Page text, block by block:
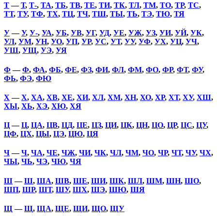
Т—Т, Т-, ТА, ТБ, ТВ, ТЕ, ТИ, ТК, ТЛ, ТМ, ТО, ТР, ТС,
ТТ, ТУ, ТФ, ТХ, ТЦ, ТЧ, ТШ, ТЫ, ТЬ, ТЭ, ТЮ, ТЯ
У—У, У-, УА, УБ, УВ, УГ, УД, УЕ, УЖ, УЗ, УИ, УЙ, УК,
УЛ, УМ, УН, УО, УП, УР, УС, УТ, УУ, УФ, УХ, УЦ, УЧ,
УШ, УЩ, УЭ, УЯ
Ф —Ф, ФА, ФБ, ФЕ, ФЗ, ФИ, ФЛ, ФМ, ФО, ФР, ФТ, ФУ,
ФЬ, ФЭ, ФЮ
Х —Х, ХА, ХВ, ХЕ, ХИ, ХЛ, ХМ, ХН, ХО, ХР, ХТ, ХУ, ХШ,
ХЫ, ХЬ, ХЭ, ХЮ, ХЯ
Ц—Ц, ЦА, ЦВ, ЦД, ЦЕ, ЦЗ, ЦИ, ЦК, ЦН, ЦО, ЦР, ЦС, ЦУ,
ЦФ, ЦХ, ЦЫ, ЦЭ, ЦЮ, ЦЯ
Ч—Ч, ЧА, ЧЕ, ЧЖ, ЧИ, ЧК, ЧЛ, ЧМ, ЧО, ЧР, ЧТ, ЧУ, ЧХ,
ЧЫ, ЧЬ, ЧЭ, ЧЮ, ЧЯ
Ш—Ш, ША, ШВ, ШЕ, ШИ, ШК, ШЛ, ШМ, ШН, ШО,
ШП, ШР, ШТ, ШУ, ШХ, ШЭ, ШЮ, ШЯ
Щ —Щ, ЩА, ЩЕ, ЩИ, ЩО, ЩУ